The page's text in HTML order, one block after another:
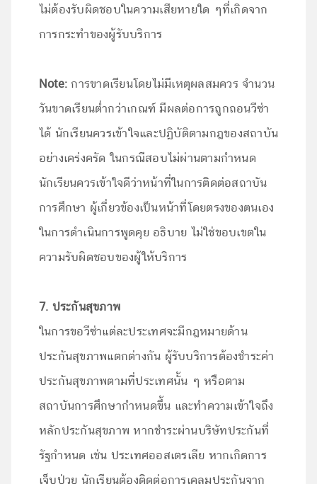
ไม่ต้องรับผิดชอบในความเสียหายใด ๆที่เกิดจาก
การกระทำของผู้รับบริการ
Note: การขาดเรียนโดยไม่มีเหตุผลสมควร จำนวน
วันขาดเรียนต่ำกว่าเกณฑ์ มีผลต่อการถูกถอนวีซ่า
ได้ นักเรียนควรเข้าใจและปฏิบัติตามกฎของสถาบัน
อย่างเคร่งครัด ในกรณีสอบไม่ผ่านตามกำหนด
นักเรียนควรเข้าใจดีว่าหน้าที่ในการติดต่อสถาบัน
การศึกษา ผู้เกี่ยวข้องเป็นหน้าที่โดยตรงของตนเอง
ในการดำเนินการพูดคุย อธิบาย ไม่ใช่ขอบเขตใน
ความรับผิดชอบของผู้ให้บริการ
7. ประกันสุขภาพ
ในการขอวีซ่าแต่ละประเทศจะมีกฎหมายด้าน
ประกันสุขภาพแตกต่างกัน ผู้รับบริการต้องชำระค่า
ประกันสุขภาพตามที่ประเทศนั้น ๆ หรือตาม
สถาบันการศึกษากำหนดขึ้น และทำความเข้าใจถึง
หลักประกันสุขภาพ หากชำระผ่านบริษัทประกันที่
รัฐกำหนด เช่น ประเทศออสเตรเลีย หากเกิดการ
เจ็บป่วย นักเรียนต้องติดต่อการเคลมประกันจาก